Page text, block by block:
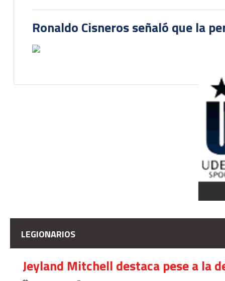
Ronaldo Cisneros señaló que la
LEGIONARIOS
Jeyland Mitchell destaca pese a la